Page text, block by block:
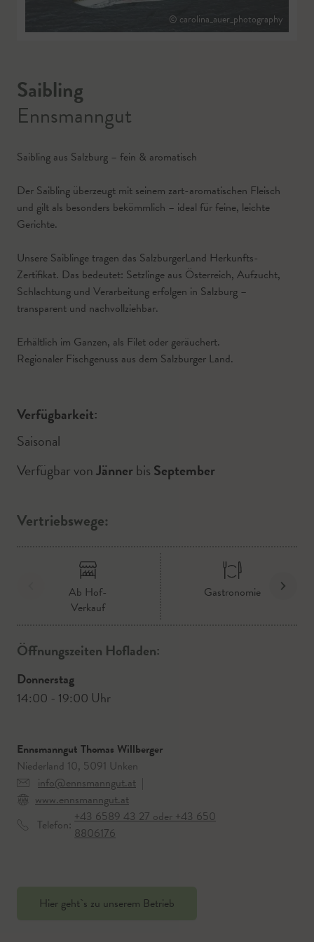
© carolina_auer_photography
Saibling
Ennsmanngut
Saibling aus Salzburg – fein & aromatisch
Der Saibling überzeugt mit seinem zart-aromatischen Fleisch
und gilt als besonders bekömmlich – ideal für feine, leichte
Gerichte.
Unsere Saiblinge tragen das SalzburgerLand Herkunfts-
Zertifikat. Das bedeutet: Setzlinge aus Österreich, Aufzucht,
Schlachtung und Verarbeitung erfolgen in Salzburg –
transparent und nachvollziehbar.
Erhältlich im Ganzen, als Filet oder geräuchert.
Regionaler Fischgenuss aus dem Salzburger Land.
Verfügbarkeit:
Saisonal
Verfügbar vonJännerbis September
Vertriebswege:
Ab Hof-
Verkauf
Gastronomie
Öffnungszeiten Hofladen:
Donnerstag
14:00 - 19:00 Uhr
Ennsmanngut Thomas Willberger
Niederland 10, 5091 Unken
info@ennsmanngut.at |
www.ennsmanngut.at
Telefon: +43 6589 43 27 oder +43 650
8806176
Hier geht`s zu unserem Betrieb